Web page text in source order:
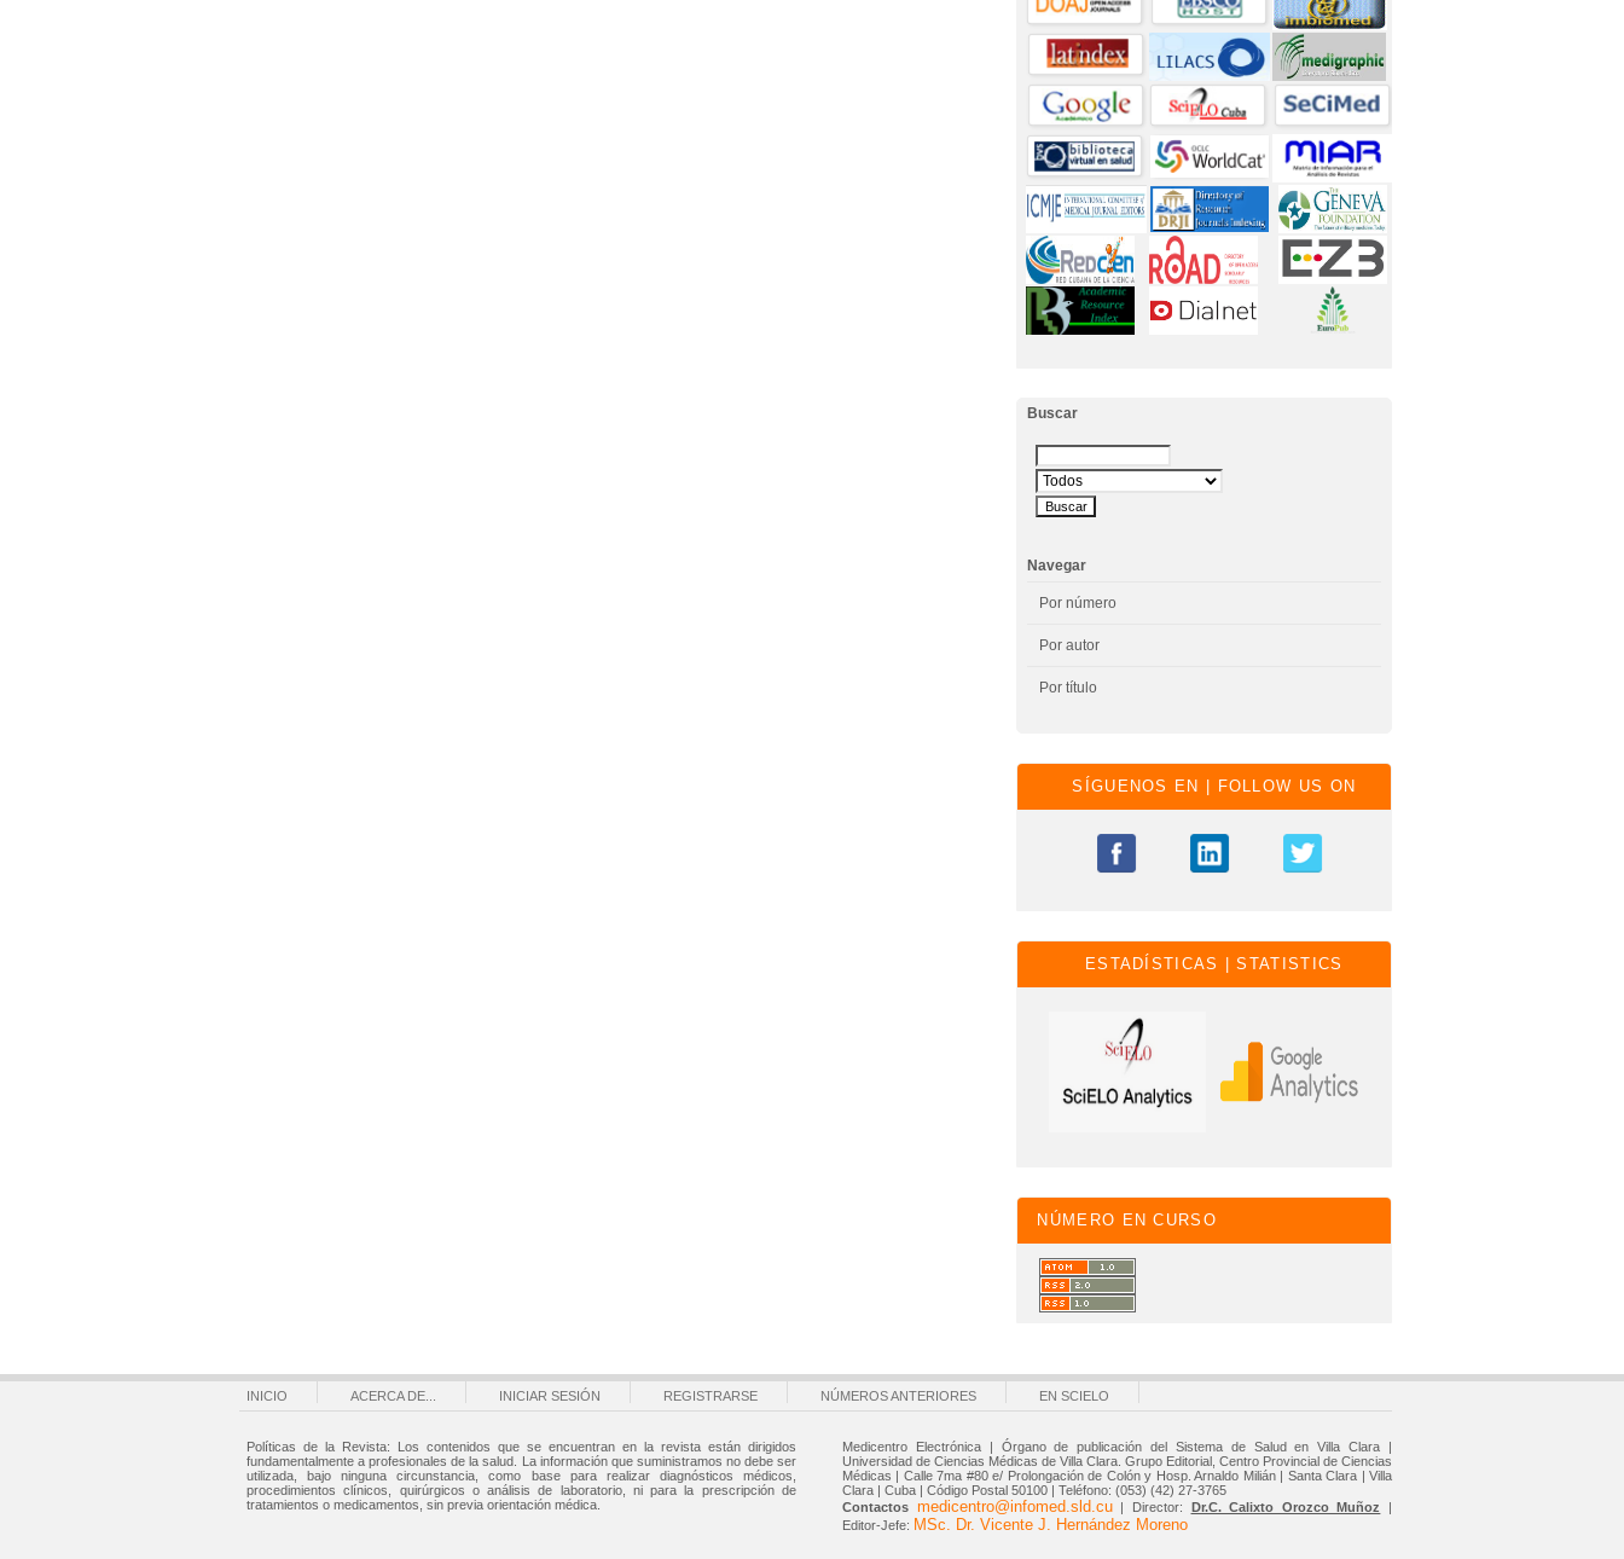
Buscar
Navegar
Por número
Por autor
Por título
SÍGUENOS EN | FOLLOW US ON
ESTADÍSTICAS | STATISTICS
NÚMERO EN CURSO
INICIO ACERCA DE... INICIAR SESIÓN REGISTRARSE NÚMEROS ANTERIORES EN SCIELO
Políticas de la Revista: Los contenidos que se encuentran en la revista están dirigidos
fundamentalmente a profesionales de la salud. La información que suministramos no debe ser
utilizada, bajo ninguna circunstancia, como base para realizar diagnósticos médicos,
procedimientos clínicos, quirúrgicos o análisis de laboratorio, ni para la prescripción de
tratamientos o medicamentos, sin previa orientación médica.
Medicentro Electrónica | Órgano de publicación del Sistema de Salud en Villa Clara |
Universidad de Ciencias Médicas de Villa Clara. Grupo Editorial, Centro Provincial de Ciencias
Médicas | Calle 7ma #80 e/ Prolongación de Colón y Hosp. Arnaldo Milián | Santa Clara | Villa
Clara | Cuba | Código Postal 50100 | Teléfono: (053) (42) 27-3765
Contactos medicentro@infomed.sld.cu | Director: Dr.C. Calixto Orozco Muñoz
|
Editor-Jefe: MSc. Dr. Vicente J. Hernández Moreno